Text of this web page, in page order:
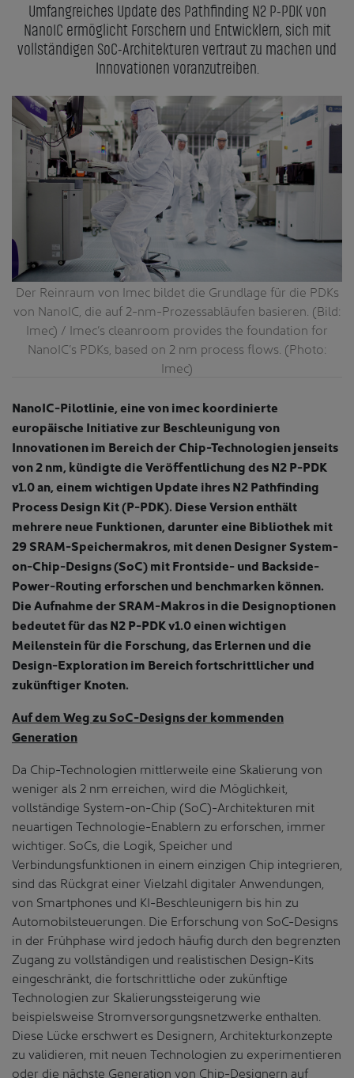
Umfangreiches Update des Pathfinding N2 P-PDK von
NanoIC ermöglicht Forschern und Entwicklern, sich mit
vollständigen SoC-Architekturen vertraut zu machen und
Innovationen voranzutreiben.
Der Reinraum von Imec bildet die Grundlage für die PDKs
von NanoIC, die auf 2-nm-Prozessabläufen basieren. (Bild:
Imec) / Imec’s cleanroom provides the foundation for
NanoIC’s PDKs, based on 2 nm process flows. (Photo:
Imec)
NanoIC-Pilotlinie, eine von imec koordinierte
europäische Initiative zur Beschleunigung von
Innovationen im Bereich der Chip-Technologien jenseits
von 2 nm, kündigte die Veröffentlichung des N2 P-PDK
v1.0 an, einem wichtigen Update ihres N2 Pathfinding
Process Design Kit (P-PDK). Diese Version enthält
mehrere neue Funktionen, darunter eine Bibliothek mit
29 SRAM-Speichermakros, mit denen Designer System-
on-Chip-Designs (SoC) mit Frontside- und Backside-
Power-Routing erforschen und benchmarken können.
Die Aufnahme der SRAM-Makros in die Designoptionen
bedeutet für das N2 P-PDK v1.0 einen wichtigen
Meilenstein für die Forschung, das Erlernen und die
Design-Exploration im Bereich fortschrittlicher und
zukünftiger Knoten.
Auf dem Weg zu SoC-Designs der kommenden
Generation
Da Chip-Technologien mittlerweile eine Skalierung von
weniger als 2 nm erreichen, wird die Möglichkeit,
vollständige System-on-Chip (SoC)-Architekturen mit
neuartigen Technologie-Enablern zu erforschen, immer
wichtiger. SoCs, die Logik, Speicher und
Verbindungsfunktionen in einem einzigen Chip integrieren,
sind das Rückgrat einer Vielzahl digitaler Anwendungen,
von Smartphones und KI-Beschleunigern bis hin zu
Automobilsteuerungen. Die Erforschung von SoC-Designs
in der Frühphase wird jedoch häufig durch den begrenzten
Zugang zu vollständigen und realistischen Design-Kits
eingeschränkt, die fortschrittliche oder zukünftige
Technologien zur Skalierungssteigerung wie
beispielsweise Stromversorgungsnetzwerke enthalten.
Diese Lücke erschwert es Designern, Architekturkonzepte
zu validieren, mit neuen Technologien zu experimentieren
oder die nächste Generation von Chip-Designern auf